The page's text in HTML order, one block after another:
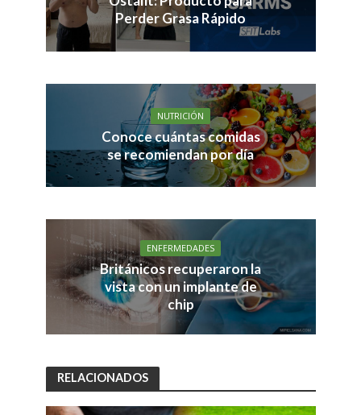
Perder Grasa Rápido
NUTRICIÓN
Conoce cuántas comidas
se recomiendan por día
ENFERMEDADES
Británicos recuperaron la
vista con un implante de
chip
RELACIONADOS